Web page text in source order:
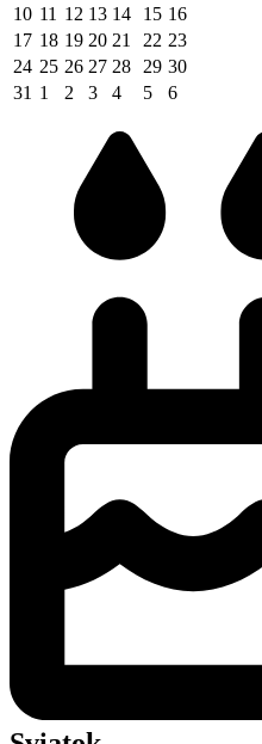
10 11 12 13 14 15 16
17 18 19 20 21 22 23
24 25 26 27 28 29 30
31 1 2 3 4 5 6